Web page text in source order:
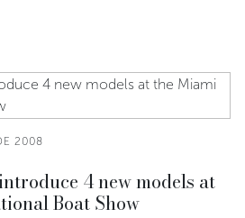
2008
4 new models at
Boat Show